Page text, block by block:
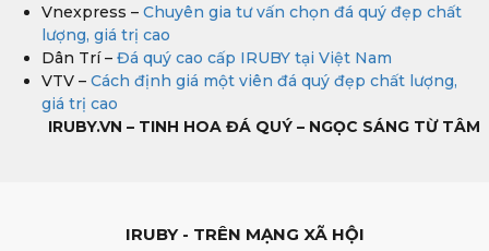
Vnexpress – Chuyên gia tư vấn chọn đá quý đẹp chất
lượng, giá trị cao
Dân Trí – Đá quý cao cấp IRUBY tại Việt Nam
VTV – Cách định giá một viên đá quý đẹp chất lượng,
giá trị cao
IRUBY.VN – TINH HOA ĐÁ QUÝ – NGỌC SÁNG TỪ TÂM
IRUBY - TRÊN MẠNG XÃ HỘI